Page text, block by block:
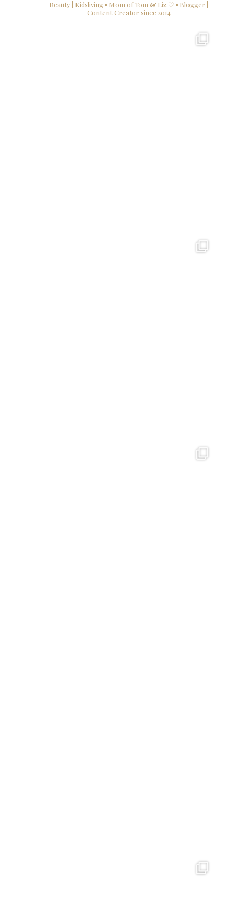
Beauty | Kidsliving▫ Mom of Tom & Liz ♡ ▫ Blogger |
Content Creator since 2014